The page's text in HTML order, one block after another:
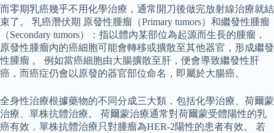
而零期乳癌幾乎不用化學治療，通常開刀後做完放射線治療就結
束了。 乳癌潛伏期 原發性腫瘤（Primary tumors）和繼發性腫瘤
（Secondary tumors）：指以體內某部位為起源而生長的腫瘤，
原發性腫瘤內的癌細胞可能會轉移或擴散至其他器官，形成繼發
性腫瘤 。 例如當癌細胞由大腸擴散至肝，便會導致繼發性肝
癌，而癌症仍會以原發的器官部位命名，即屬於大腸癌。
全身性治療根據藥物的不同分成三大類，包括化學治療、荷爾蒙
治療、單株抗體治療。 荷爾蒙治療通常對荷爾蒙受體陽性的乳
癌有效，單株抗體治療只對腫瘤為HER-2陽性的患者有效。 若